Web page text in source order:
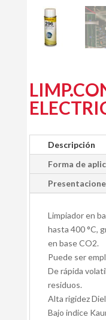
Descripción
Forma de
Limpiador en
hasta 400 °C,
en base CO2.
Puede ser
De rápida
residuos.
Alta rigidez
Bajo indice